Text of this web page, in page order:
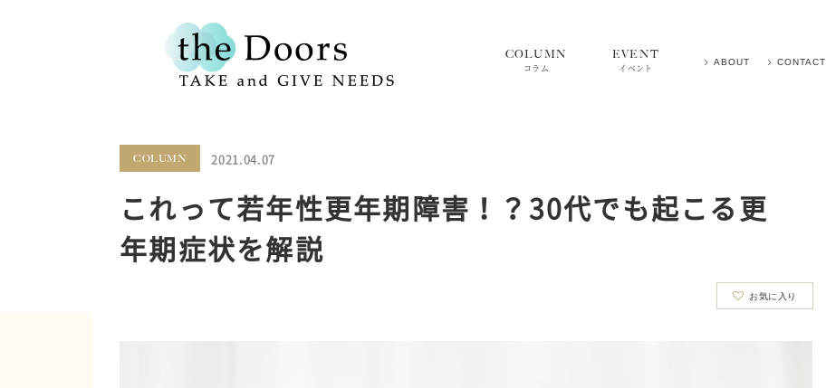
COLUMN
コラム
EVENT
イベント ABOUT CONTACT
COLUMN 2021.04.07
これって若年性更年期障害！？30代でも起こる更
年期症状を解説
お気に入り